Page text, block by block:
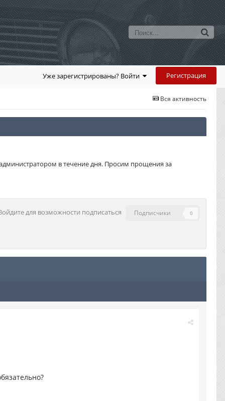
Уже зарегистрированы? Войти Регистрация
Вся активность
в течение дня. Просим прощения за
для возможности подписаться Подписчики 0